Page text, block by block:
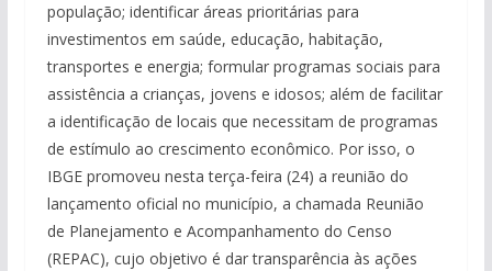
população; identificar áreas prioritárias para
investimentos em saúde, educação, habitação,
transportes e energia; formular programas sociais para
assistência a crianças, jovens e idosos; além de facilitar
a identificação de locais que necessitam de programas
de estímulo ao crescimento econômico. Por isso, o
IBGE promoveu nesta terça-feira (24) a reunião do
lançamento oficial no município, a chamada Reunião
de Planejamento e Acompanhamento do Censo
(REPAC), cujo objetivo é dar transparência às ações